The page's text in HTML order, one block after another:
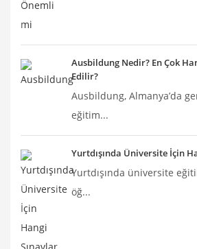
Ausbildung Nedir? En Çok
Edilir?
Ausbildung, Almanya’da
eğitim...
Yurtdışında Üniversite İçin
Yurtdışında üniversite
öğ...